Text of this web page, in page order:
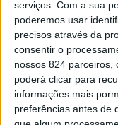
serviços. Com a sua
poderemos usar
precisos através da
consentir o
nossos 824 parceiros,
poderá clicar para
informações mais
preferências antes de
Necrologia,
Maria